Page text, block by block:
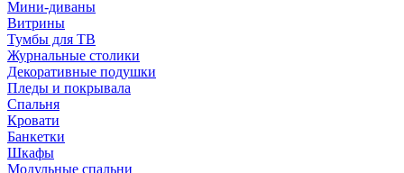
Мини-диваны
Витрины
Тумбы для ТВ
Журнальные столики
Декоративные подушки
Пледы и покрывала
Спальня
Кровати
Банкетки
Шкафы
Модульные спальни